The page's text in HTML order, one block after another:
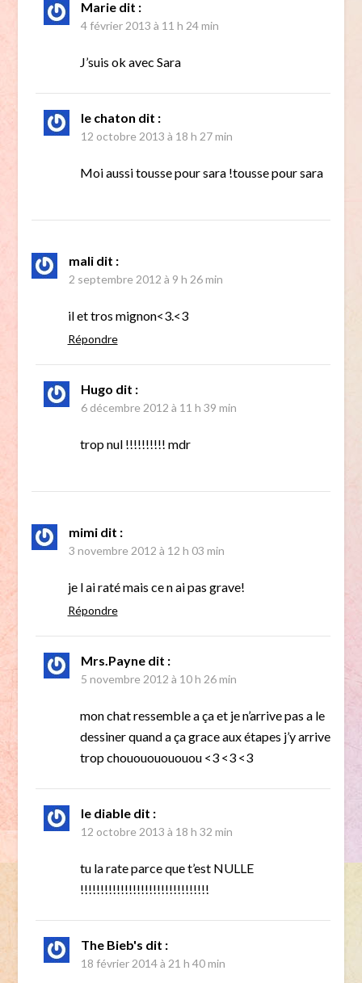
Marie dit :
4 février 2013 à 11 h 24 min
J’suis ok avec Sara
le chaton dit :
12 octobre 2013 à 18 h 27 min
Moi aussi tousse pour sara !tousse pour sara
mali dit :
2 septembre 2012 à 9 h 26 min
il et tros mignon<3.<3
Répondre
Hugo dit :
6 décembre 2012 à 11 h 39 min
trop nul !!!!!!!!!! mdr
mimi dit :
3 novembre 2012 à 12 h 03 min
je l ai raté mais ce n ai pas grave!
Répondre
Mrs.Payne dit :
5 novembre 2012 à 10 h 26 min
mon chat ressemble a ça et je n’arrive pas a le
dessiner quand a ça grace aux étapes j’y arrive
trop chouououououou <3 <3 <3
le diable dit :
12 octobre 2013 à 18 h 32 min
tu la rate parce que t’est NULLE
!!!!!!!!!!!!!!!!!!!!!!!!!!!!!!!!
The Bieb's dit :
18 février 2014 à 21 h 40 min